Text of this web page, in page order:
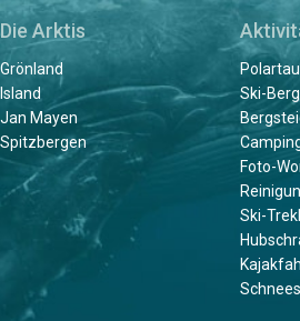
Die Arktis
Grönland
Island
Jan Mayen
Spitzbergen
Ski-
Foto-
Ski-